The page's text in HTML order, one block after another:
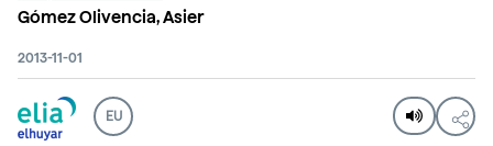
Gómez Olivencia, Asier
2013-11-01
EU